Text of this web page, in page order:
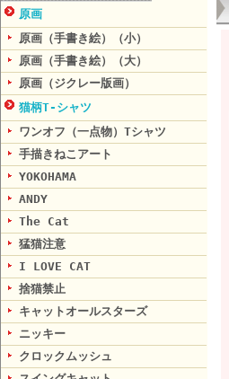
原画
原画（手書き絵）（小）
原画（手書き絵）（大）
原画（ジクレー版画）
猫柄T-シャツ
ワンオフ（一点物）Tシャツ
手描きねこアート
YOKOHAMA
ANDY
The Cat
猛猫注意
I LOVE CAT
捨猫禁止
キャットオールスターズ
ニッキー
クロックムッシュ